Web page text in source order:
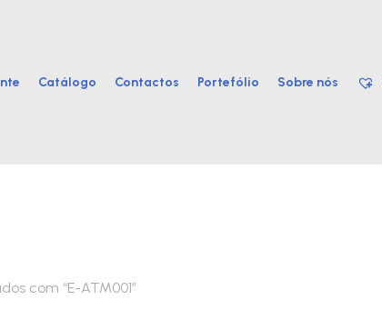
Catálogo Contactos Portefólio Sobre nós
com “E-ATM001”